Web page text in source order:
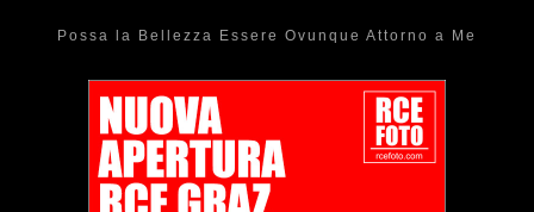
Possa la Bellezza Essere Ovunque Attorno a Me